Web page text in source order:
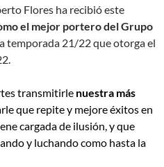
Flores ha recibió este
el mejor portero del Grupo
temporada 21/22 que otorga el
transmitirle nuestra más
que repite y mejore éxitos en
cargada de ilusión, y que
y luchando como hasta la